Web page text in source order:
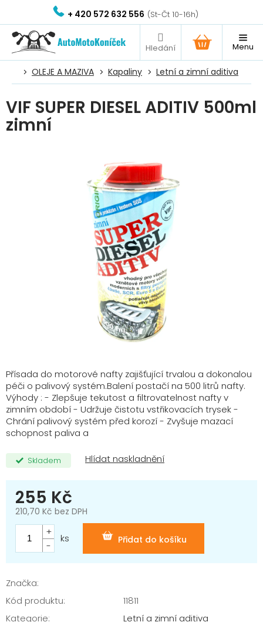
obsah
+ 420 572 632 556
NÁKUPNÍ
KOŠÍK
OLEJE A MAZIVA Kapaliny Letní a zimní aditiva
VIF SUPER DIESEL ADITIV 500ml
zimní
Přísada do motorové nafty zajišťující trvalou a dokonalou
péči o palivový systém.Balení postačí na 500 litrů nafty.
Výhody : - Zlepšuje tekutost a filtrovatelnost nafty v
zimním období - Udržuje čistotu vstřikovacích trysek -
Chrání palivový systém před korozí - Zvyšuje mazací
schopnost paliva a
Skladem
255 Kč
210,70 Kč bez DPH
Měrná
cena:
Přidat do košíku
ks
Značka:
Kód produktu:
11811
Kategorie:
Letní a zimní aditiva